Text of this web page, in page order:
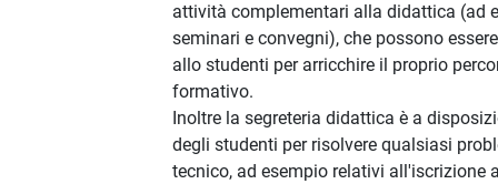
attività complementari alla didattica (ad
seminari e convegni), che possono
allo studenti per arricchire il proprio
formativo.
Inoltre la segreteria didattica è a
degli studenti per risolvere qualsiasi
tecnico, ad esempio relativi all'iscrizione